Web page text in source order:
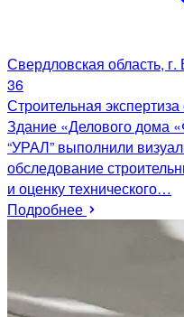
Свердловская область, г.
36
Строительная
Здание «Делового дома
“УРАЛ” выполнили
обследование
и оценку технического…
Подробнее